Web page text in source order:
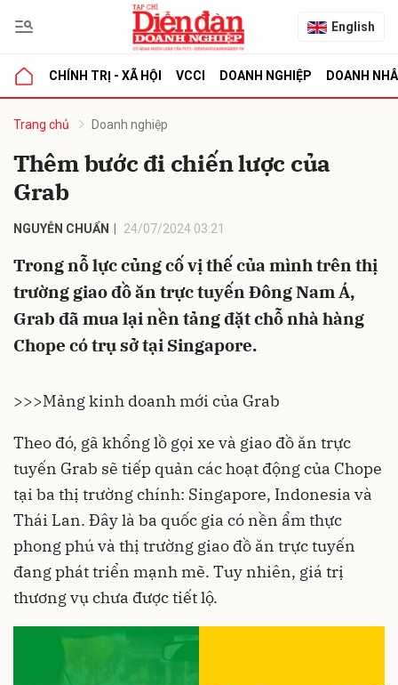
English
CHÍNH TRỊ - XÃ HỘI VCCI DOANH NGHIỆP DOANH
Trang chủ Doanh nghiệp
Thêm bước đi chiến lược của
Grab
NGUYỄN CHUẨN 24/07/2024 03:21
Trong nỗ lực củng cố vị thế của mình trên thị
trường giao đồ ăn trực tuyến Đông Nam Á,
Grab đã mua lại nền tảng đặt chỗ nhà hàng
Chope có trụ sở tại Singapore.
>>>Mảng kinh doanh mới của Grab
Theo đó, gã khổng lồ gọi xe và giao đồ ăn trực
tuyến Grab sẽ tiếp quản các hoạt động của Chope
tại ba thị trường chính: Singapore, Indonesia và
Thái Lan. Đây là ba quốc gia có nền ẩm thực
phong phú và thị trường giao đồ ăn trực tuyến
đang phát triển mạnh mẽ. Tuy nhiên, giá trị
thương vụ chưa được tiết lộ.
luận
Hủy